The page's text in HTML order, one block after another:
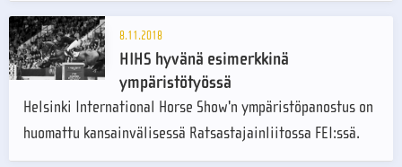
8.11.2018
HIHS hyvänä esimerkkinä
ympäristötyössä
Helsinki International Horse Show'n ympäristöpanostus on
huomattu kansainvälisessä Ratsastajainliitossa FEI:ssä.